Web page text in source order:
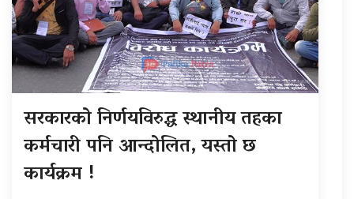
सरकारको निर्णयविरुद्ध स्थानीय तहका
कर्मचारी पनि आन्दोलित, यस्तो छ
कार्यक्रम !